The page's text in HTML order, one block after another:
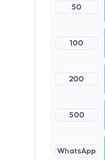
50
100
200
500
WhatsApp